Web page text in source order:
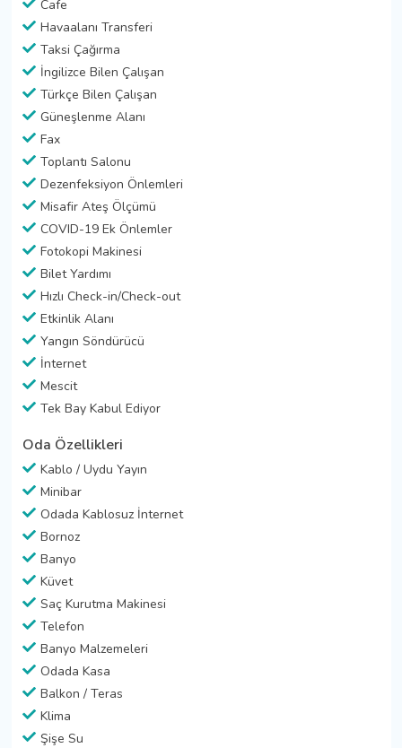
Cafe
Havaalanı Transferi
Taksi Çağırma
İngilizce Bilen Çalışan
Türkçe Bilen Çalışan
Güneşlenme Alanı
Fax
Toplantı Salonu
Dezenfeksiyon Önlemleri
Misafir Ateş Ölçümü
COVID-19 Ek Önlemler
Fotokopi Makinesi
Bilet Yardımı
Hızlı Check-in/Check-out
Etkinlik Alanı
Yangın Söndürücü
İnternet
Mescit
Tek Bay Kabul Ediyor
Oda Özellikleri
Kablo / Uydu Yayın
Minibar
Odada Kablosuz İnternet
Bornoz
Banyo
Küvet
Saç Kurutma Makinesi
Telefon
Banyo Malzemeleri
Odada Kasa
Balkon / Teras
Klima
Şişe Su